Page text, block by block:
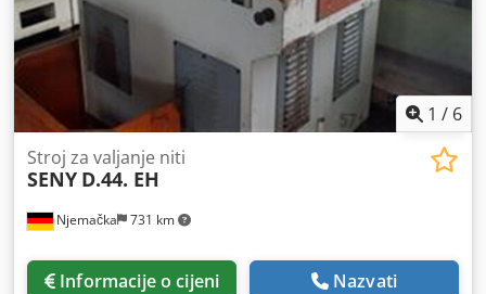
1 / 6
Njemačka 731 km
Stroj za valjanje niti
SENY D.44. EH
Informacije o cijeni Nazvati